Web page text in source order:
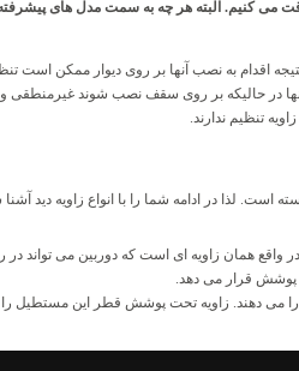
می کنیم. البته هر چه به سمت مدل های پیشرفته
اقدام به نصب آنها بر روی دیوار ممکن است
در حالیکه بر روی سقف نصب شوند غیرمنطقی و
تنظیم ندارند.
است. لذا در ادامه شما را با انواع زاویه دید
واقع همان زاویه ای است که دوربین می تواند
پوشش قرار می دهد.
دهند. زاویه تحت پوشش قطر این مستطیل را